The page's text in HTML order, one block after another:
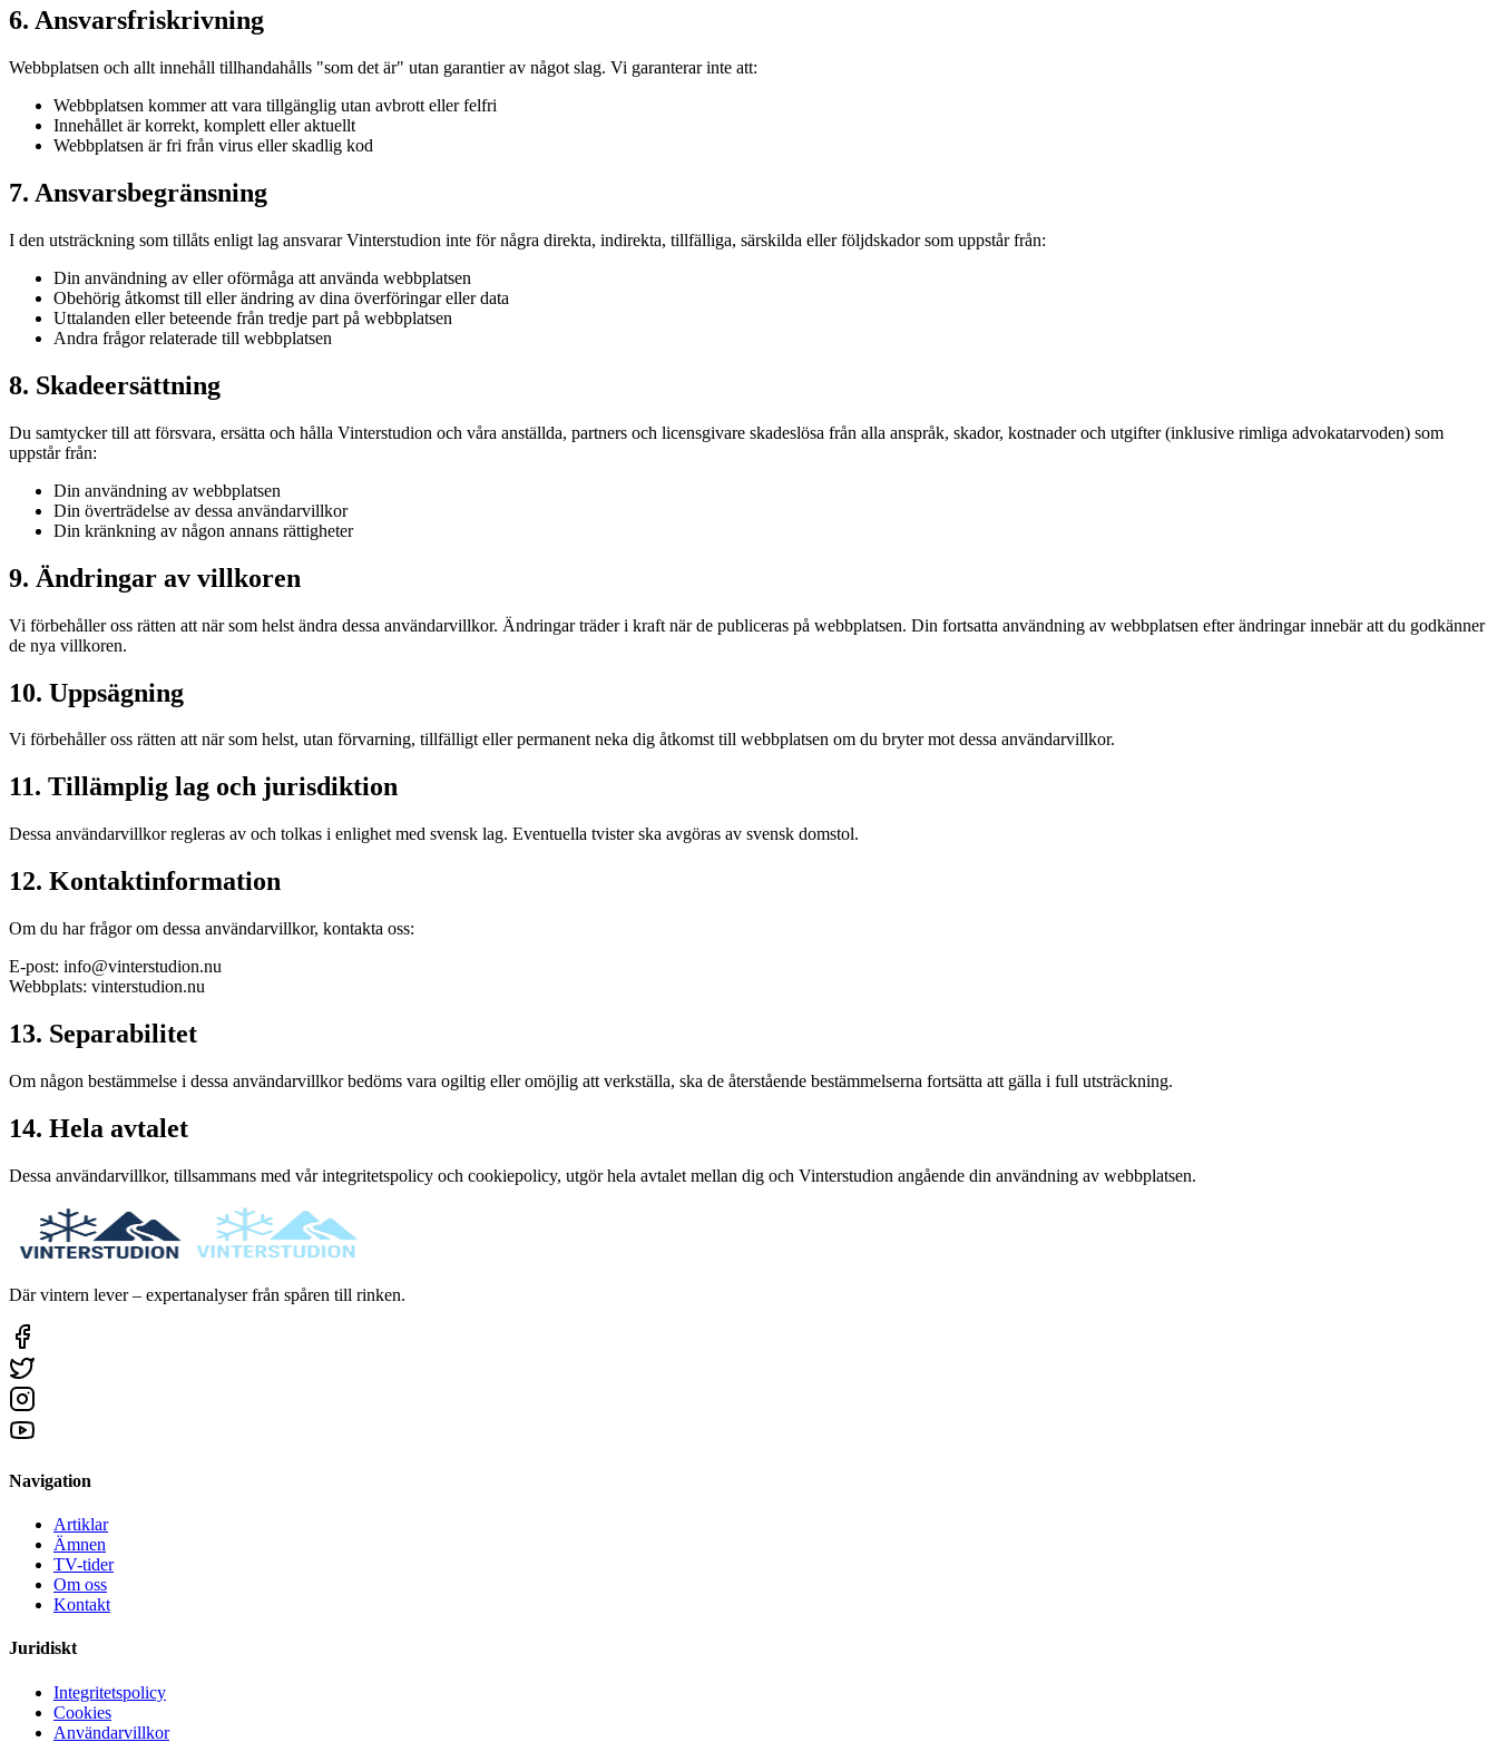
6. Ansvarsfriskrivning
Webbplatsen och allt innehåll tillhandahålls "som det är" utan garantier av något slag. Vi garanterar inte att:
Webbplatsen kommer att vara tillgänglig utan avbrott eller felfri
Innehållet är korrekt, komplett eller aktuellt
Webbplatsen är fri från virus eller skadlig kod
7. Ansvarsbegränsning
I den utsträckning som tillåts enligt lag ansvarar Vinterstudion inte för några direkta, indirekta, tillfälliga, särskilda eller följdskador som uppstår från:
Din användning av eller oförmåga att använda webbplatsen
Obehörig åtkomst till eller ändring av dina överföringar eller data
Uttalanden eller beteende från tredje part på webbplatsen
Andra frågor relaterade till webbplatsen
8. Skadeersättning
Du samtycker till att försvara, ersätta och hålla Vinterstudion och våra anställda, partners och licensgivare skadeslösa från alla anspråk, skador, kostnader och utgifter (inklusive rimliga advokatarvoden) som
uppstår från:
Din användning av webbplatsen
Din överträdelse av dessa användarvillkor
Din kränkning av någon annans rättigheter
9. Ändringar av villkoren
Vi förbehåller oss rätten att när som helst ändra dessa användarvillkor. Ändringar träder i kraft när de publiceras på webbplatsen. Din fortsatta användning av webbplatsen efter ändringar innebär att du godkänner
de nya villkoren.
10. Uppsägning
Vi förbehåller oss rätten att när som helst, utan förvarning, tillfälligt eller permanent neka dig åtkomst till webbplatsen om du bryter mot dessa användarvillkor.
11. Tillämplig lag och jurisdiktion
Dessa användarvillkor regleras av och tolkas i enlighet med svensk lag. Eventuella tvister ska avgöras av svensk domstol.
12. Kontaktinformation
Om du har frågor om dessa användarvillkor, kontakta oss:
E-post: info@vinterstudion.nu
Webbplats: vinterstudion.nu
13. Separabilitet
Om någon bestämmelse i dessa användarvillkor bedöms vara ogiltig eller omöjlig att verkställa, ska de återstående bestämmelserna fortsätta att gälla i full utsträckning.
14. Hela avtalet
Dessa användarvillkor, tillsammans med vår integritetspolicy och cookiepolicy, utgör hela avtalet mellan dig och Vinterstudion angående din användning av webbplatsen.
Där vintern lever – expertanalyser från spåren till rinken.
Navigation
Artiklar
Ämnen
TV-tider
Om oss
Kontakt
Juridiskt
Integritetspolicy
Cookies
Användarvillkor